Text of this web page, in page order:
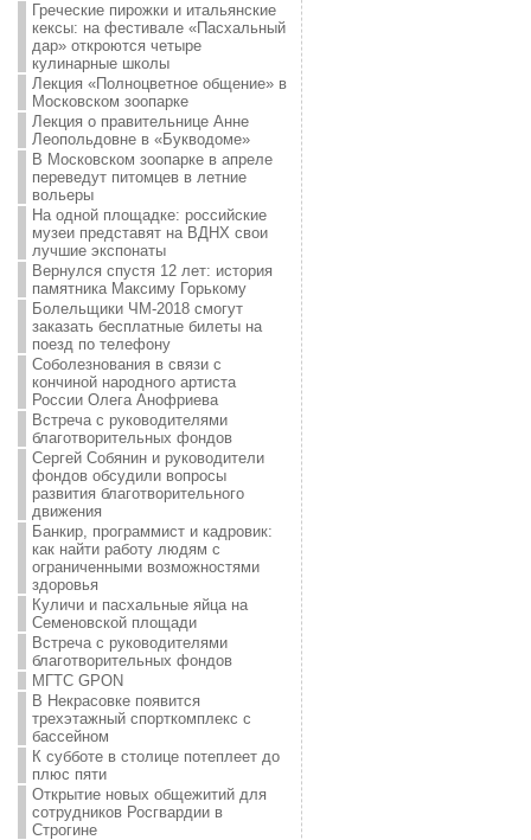
Греческие пирожки и итальянские
кексы: на фестивале «Пасхальный
дар» откроются четыре
кулинарные школы
Лекция «Полноцветное общение» в
Московском зоопарке
Лекция о правительнице Анне
Леопольдовне в «Букводоме»
В Московском зоопарке в апреле
переведут питомцев в летние
вольеры
На одной площадке: российские
музеи представят на ВДНХ свои
лучшие экспонаты
Вернулся спустя 12 лет: история
памятника Максиму Горькому
Болельщики ЧМ-2018 смогут
заказать бесплатные билеты на
поезд по телефону
Соболезнования в связи с
кончиной народного артиста
России Олега Анофриева
Встреча с руководителями
благотворительных фондов
Сергей Собянин и руководители
фондов обсудили вопросы
развития благотворительного
движения
Банкир, программист и кадровик:
как найти работу людям с
ограниченными возможностями
здоровья
Куличи и пасхальные яйца на
Семеновской площади
Встреча с руководителями
благотворительных фондов
МГТС GPON
В Некрасовке появится
трехэтажный спорткомплекс с
бассейном
К субботе в столице потеплеет до
плюс пяти
Открытие новых общежитий для
сотрудников Росгвардии в
Строгине